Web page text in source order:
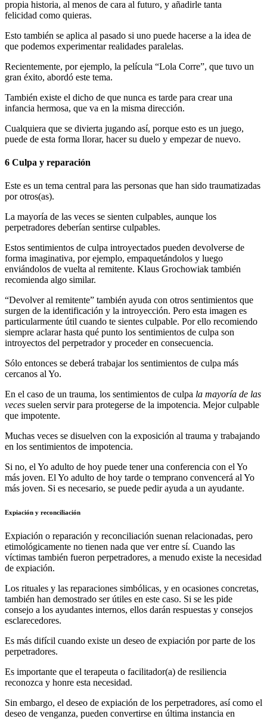
propia historia, al menos de cara al futuro, y añadirle tanta
felicidad como quieras.
Esto también se aplica al pasado si uno puede hacerse a la idea de
que podemos experimentar realidades paralelas.
Recientemente, por ejemplo, la película “Lola Corre”, que tuvo un
gran éxito, abordó este tema.
También existe el dicho de que nunca es tarde para crear una
infancia hermosa, que va en la misma dirección.
Cualquiera que se divierta jugando así, porque esto es un juego,
puede de esta forma llorar, hacer su duelo y empezar de nuevo.
6 Culpa y reparación
Este es un tema central para las personas que han sido traumatizadas
por otros(as).
La mayoría de las veces se sienten culpables, aunque los
perpetradores deberían sentirse culpables.
Estos sentimientos de culpa introyectados pueden devolverse de
forma imaginativa, por ejemplo, empaquetándolos y luego
enviándolos de vuelta al remitente. Klaus Grochowiak también
recomienda algo similar.
“Devolver al remitente” también ayuda con otros sentimientos que
surgen de la identificación y la introyección. Pero esta imagen es
particularmente útil cuando te sientes culpable. Por ello recomiendo
siempre aclarar hasta qué punto los sentimientos de culpa son
introyectos del perpetrador y proceder en consecuencia.
Sólo entonces se deberá trabajar los sentimientos de culpa más
cercanos al Yo.
En el caso de un trauma, los sentimientos de culpa la mayoría de las
veces suelen servir para protegerse de la impotencia. Mejor culpable
que impotente.
Muchas veces se disuelven con la exposición al trauma y trabajando
en los sentimientos de impotencia.
Si no, el Yo adulto de hoy puede tener una conferencia con el Yo
más joven. El Yo adulto de hoy tarde o temprano convencerá al Yo
más joven. Si es necesario, se puede pedir ayuda a un ayudante.
Expiación y reconciliación
Expiación o reparación y reconciliación suenan relacionadas, pero
etimológicamente no tienen nada que ver entre sí. Cuando las
víctimas también fueron perpetradores, a menudo existe la necesidad
de expiación.
Los rituales y las reparaciones simbólicas, y en ocasiones concretas,
también han demostrado ser útiles en este caso. Si se les pide
consejo a los ayudantes internos, ellos darán respuestas y consejos
esclarecedores.
Es más difícil cuando existe un deseo de expiación por parte de los
perpetradores.
Es importante que el terapeuta o facilitador(a) de resiliencia
reconozca y honre esta necesidad.
Sin embargo, el deseo de expiación de los perpetradores, así como el
deseo de venganza, pueden convertirse en última instancia en